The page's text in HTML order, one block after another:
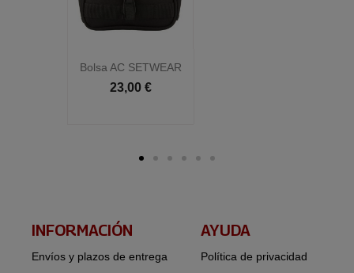
Bolsa AC SETWEAR
23,00 €
INFORMACIÓN​
Envíos y plazos de entrega
AYUDA
Política de privacidad